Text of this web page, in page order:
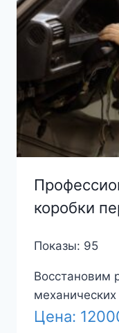
коробки
Показы: 95
Восстановим
механических
Цена: